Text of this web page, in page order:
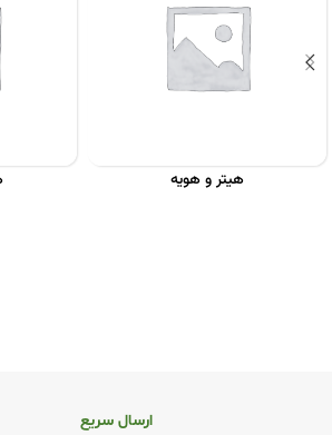
هیتر و هویه
ارسال سریع